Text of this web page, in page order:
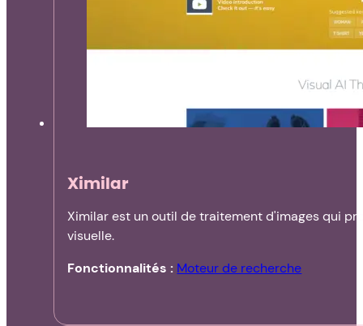
Ximilar
Ximilar est un outil de traitement d'images qui
visuelle.
Fonctionnalités : Moteur de recherche